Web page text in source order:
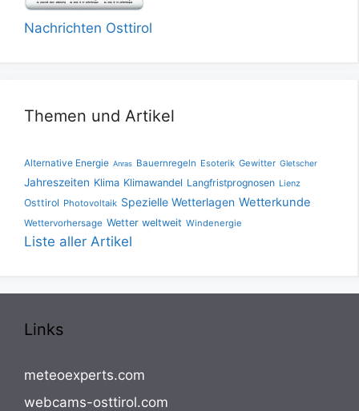
Nachrichten Osttirol
Themen und Artikel
Alternative Energie Anras Bauernregeln Esoterik Gewitter Gletscher
Jahreszeiten Klima Klimawandel Langfristprognosen Lienz
Osttirol Photovoltaik Spezielle Wetterlagen Wetterkunde
Wettervorhersage Wetter weltweit Windenergie
Liste aller Artikel
Links
meteoexperts.com
webcams-osttirol.com